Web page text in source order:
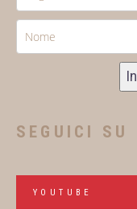
SEGUICI SU
YOUTUBE